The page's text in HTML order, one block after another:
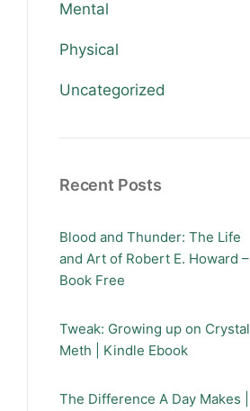
Mental
Physical
Uncategorized
Recent Posts
Blood and Thunder: The Life
and Art of Robert E. Howard –
Book Free
Tweak: Growing up on Crystal
Meth | Kindle Ebook
The Difference A Day Makes |